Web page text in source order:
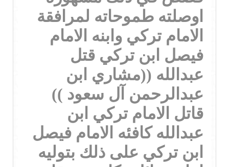
اوصلته طموحاته لمرافقة
الامام تركي وابنه الامام
فيصل ابن تركي قتل
عبدالله ((مشاري ابن
عبدالرحمن آل سعود ))
قاتل الامام تركي ابن
عبدالله كافئه الامام فيصل
ابن تركي على ذلك بتوليه